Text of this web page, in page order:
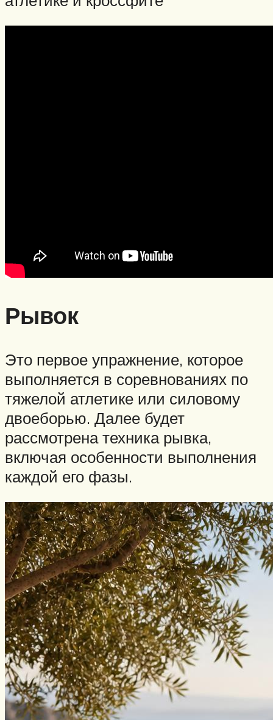
Рывок
Это первое упражнение, которое
выполняется в соревнованиях по
тяжелой атлетике или силовому
двоеборью. Далее будет
рассмотрена техника рывка,
включая особенности выполнения
каждой его фазы.